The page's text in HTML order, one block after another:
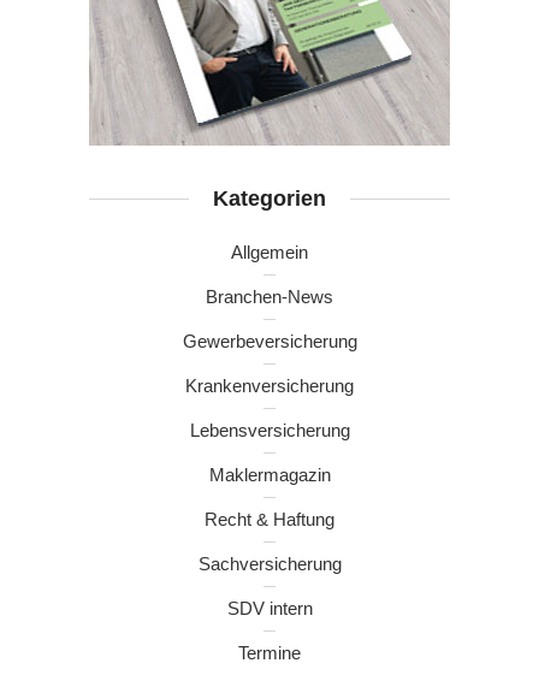
Kategorien
Allgemein
Branchen-News
Gewerbeversicherung
Krankenversicherung
Lebensversicherung
Maklermagazin
Recht & Haftung
Sachversicherung
SDV intern
Termine